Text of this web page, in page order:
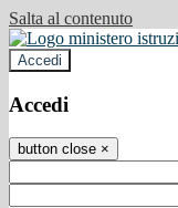
Salta al contenuto
Accedi
Accedi
button close ×